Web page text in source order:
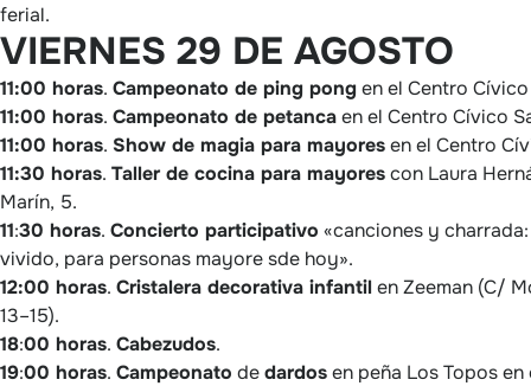
ferial.
VIERNES 29 DE AGOSTO
11:00 horas. Campeonato de ping pongen el Centro
11:00 horas. Campeonato de petancaen el Centro Cívico
11:00 horas. Show de magia para mayoresen el Centro
11:30 horas. Taller de cocina para mayorescon Laura
Marín, 5.
11:30 horas. Concierto participativo «canciones y
vivido, para personas mayore sde hoy».
12:00 horas. Cristalera decorativa infantilen Zeeman (C/
13–15).
18:00 horas. Cabezudos.
19:00 horas. Campeonato dedardosen peña Los Topos